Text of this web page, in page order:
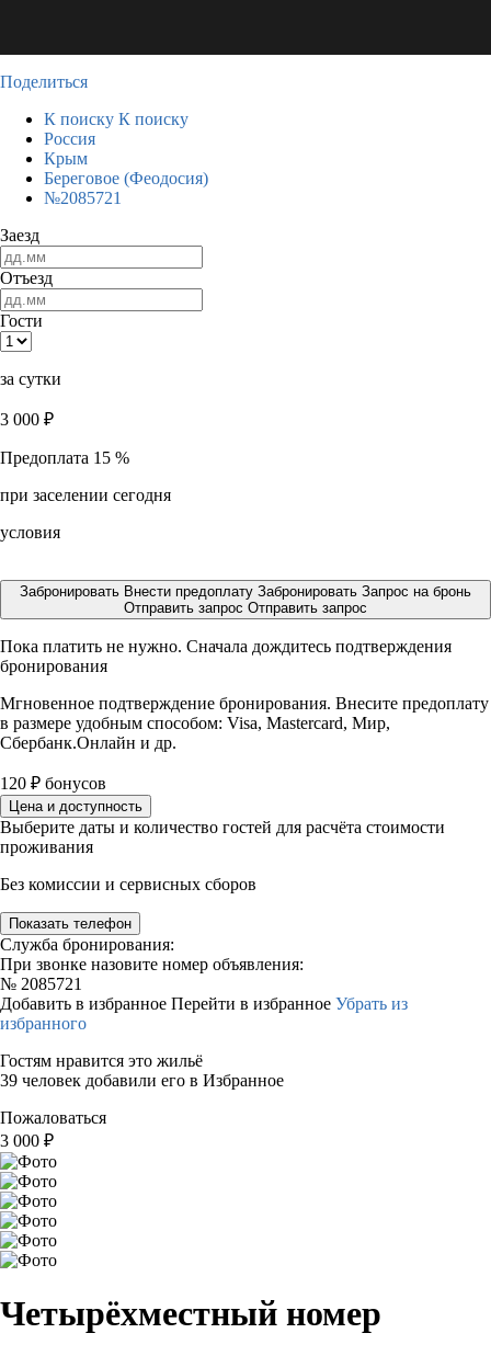
Поделиться
К поиску К поиску
Россия
Крым
Береговое (Феодосия)
№2085721
Заезд
Отъезд
Гости
за сутки
3 000 ₽
Предоплата 15 %
при заселении сегодня
условия
Забронировать Внести предоплату Забронировать Запрос на бронь
Отправить запрос Отправить запрос
Пока платить не нужно. Сначала дождитесь подтверждения
бронирования
Мгновенное подтверждение бронирования. Внесите предоплату
в размере удобным способом: Visa, Mastercard, Мир,
Сбербанк.Онлайн и др.
120 ₽ бонусов
Цена и доступность
Выберите даты и количество гостей для расчёта стоимости
проживания
Без комиссии и сервисных сборов
Показать телефон
Служба бронирования:
При звонке назовите номер объявления:
№ 2085721
Добавить в избранное Перейти в избранное Убрать из
избранного
Гостям нравится это жильё
39 человек добавили его в Избранное
Пожаловаться
3 000 ₽
Четырёхместный номер